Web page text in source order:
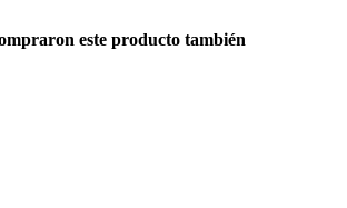
este producto también